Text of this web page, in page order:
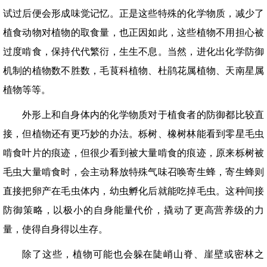
试过后便会形成味觉记忆。正是这些特殊的化学物质，减少了
植食动物对植物的取食量，也正因如此，这些植物不用担心被
过度啃食，保持代代繁衍，生生不息。当然，进化出化学防御
机制的植物数不胜数，毛茛科植物、杜鹃花属植物、天南星属
植物等等。
外形上和自身体内的化学物质对于植食者的防御都比较直
接，但植物还有更巧妙的办法。栎树、橡树林能看到零星毛虫
啃食叶片的痕迹，但很少看到被大量啃食的痕迹，原来栎树被
毛虫大量啃食时，会主动释放特殊气味召唤寄生蜂，寄生蜂则
直接把卵产在毛虫体内，幼虫孵化后就能吃掉毛虫。这种间接
防御策略，以极小的自身能量代价，撬动了更高营养级的力
量，使得自身得以生存。
除了这些，植物可能也会躲在陡峭山脊、崖壁或密林之